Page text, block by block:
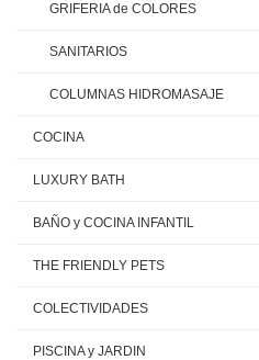
GRIFERIA de COLORES
SANITARIOS
COLUMNAS HIDROMASAJE
COCINA
LUXURY BATH
BAÑO y COCINA INFANTIL
THE FRIENDLY PETS
COLECTIVIDADES
PISCINA y JARDIN